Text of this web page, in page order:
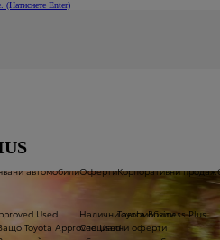
(Натиснете Enter)
автомобили
Used
Toyota Approved Used
Оферти
Налични автомобили
Специални оферти
Корпоративни
Toyota Business Plus